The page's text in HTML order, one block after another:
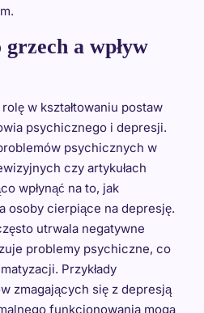
a wpływ
w kształtowaniu postaw
psychicznego i depresji.
psychicznych w
czy artykułach
wpłynąć na to, jak
osoby cierpiące na depresję.
utrwala negatywne
problemy psychiczne, co
Przykłady
zmagających się z depresją
funkcjonowania mogą